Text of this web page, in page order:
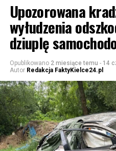
Upozorowana
wyłudzenia
dziuplę
Opublikowano 2 miesiące temu - 14
Autor Redakcja FaktyKielce24.pl